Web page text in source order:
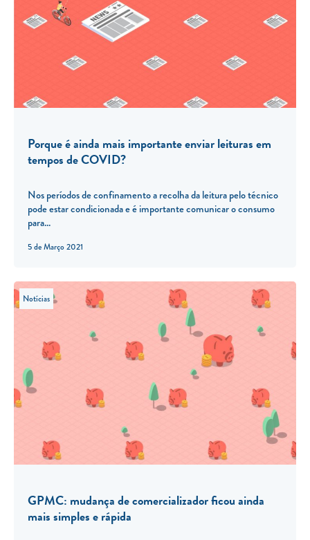
5 de Março 2021
Porque é ainda mais importante enviar leituras em
tempos de COVID?
Nos períodos de confinamento a recolha da leitura pelo técnico
pode estar condicionada e é importante comunicar o consumo
para...
Notícias
GPMC: mudança de comercializador ficou ainda
mais simples e rápida